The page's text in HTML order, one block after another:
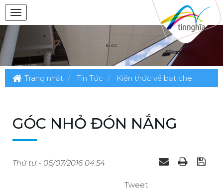
Trang nhất Tin Tức Kiến thức về bạt che
GÓC NHỎ ĐÓN NẮNG
Thứ tư - 06/07/2016 04:54
Tweet